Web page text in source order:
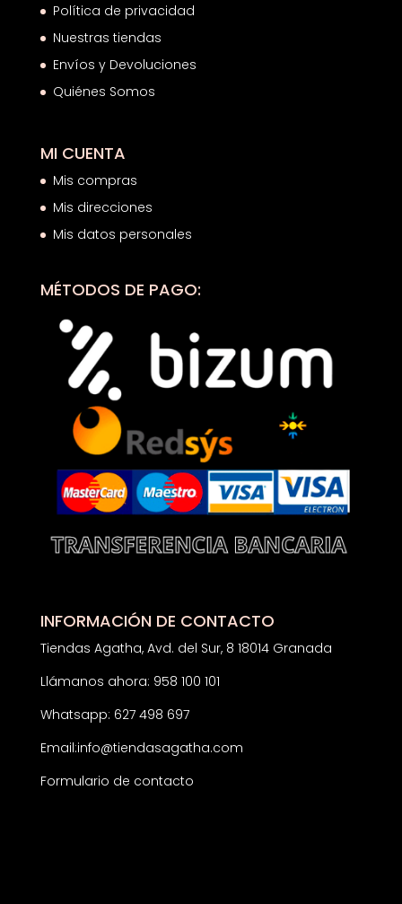
Política de privacidad
Nuestras tiendas
Envíos y Devoluciones
Quiénes Somos
MI CUENTA
Mis compras
Mis direcciones
Mis datos personales
MÉTODOS DE PAGO:
INFORMACIÓN DE CONTACTO
Tiendas Agatha, Avd. del Sur, 8 18014 Granada
Llámanos ahora: 958 100 101
Whatsapp: 627 498 697
Email:info@tiendasagatha.com
Formulario de contacto